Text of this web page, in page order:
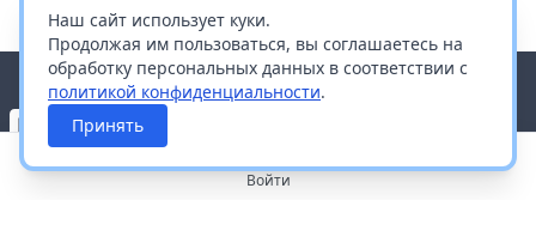
Наш сайт использует куки.
Продолжая им пользоваться, вы соглашаетесь на
обработку персональных данных в соответствии с
политикой конфиденциальности.
Принять
Войти